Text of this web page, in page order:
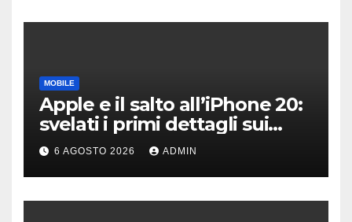
MOBILE
Apple e il salto all’iPhone 20:
svelati i primi dettagli sui
display dei futuri top di
gamma
6 AGOSTO 2026 ADMIN